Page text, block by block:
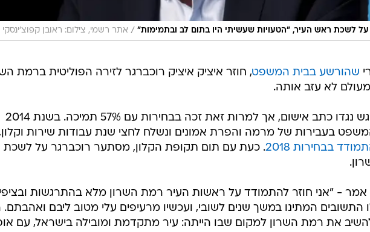
לשכת ראש העיר, "הטעויות שעשיתי היו בתום לב ובתמימות" / אתר רשמי, צילום: ראובן קפוצ'ינסקי
שהורשע בבית המשפט, חוזר איציק איציק רוכברגר לזירה הפוליטית ברמת
לא עזב אותה.
בשנת 2013 הוגש נגדו כתב אישום, אך למרות זאת זכה בבחירות עם 57% תמיכה. בשנת 2014
בעבירות של מרמה והפרת אמונים ונשלח לחצי שנת עבודות שירות
בבחירות 2018
. כעת עם תום תקופת הקלון, מסתער רוכברגר על
אמר - "אני חוזר להתמודד על ראשות העיר רמת השרון מלא בהתרגשות
התשובים המתינו במשך שנים לשובי, ועכשיו מרעיפים עלי מטוב ליבם
להשיב את רמת השרון למקום שבו הייתה: עיר מתקדמת ומובילה בישראל, עם